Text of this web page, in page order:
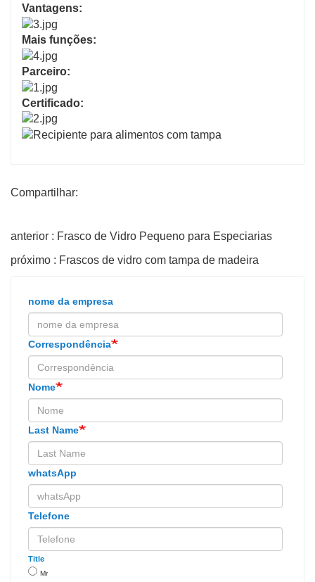
Vantagens:
Mais funções:
Parceiro:
Certificado:
Compartilhar:
anterior : Frasco de Vidro Pequeno para Especiarias
próximo : Frascos de vidro com tampa de madeira
nome da empresa
Correspondência
Nome
Last Name
whatsApp
Telefone
Title
Mr